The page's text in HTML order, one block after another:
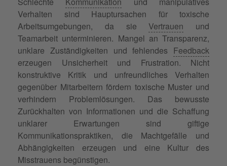
Verhalten sind Hauptursachen für toxische
Arbeitsumgebungen, da sie Vertrauen und
Teamarbeit unterminieren. Mangel an Transparenz,
unklare Zuständigkeiten und fehlendes Feedback
erzeugen Unsicherheit und Frustration. Nicht
konstruktive Kritik und unfreundliches Verhalten
gegenüber Mitarbeitern fördern toxische Muster und
verhindern Problemlösungen. Das bewusste
Zurückhalten von Informationen und die Schaffung
unklarer Erwartungen sind giftige
Kommunikationspraktiken, die Machtgefälle und
Abhängigkeiten erzeugen und eine Kultur des
Misstrauens begünstigen.